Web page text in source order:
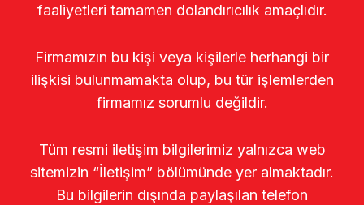
faaliyetleri tamamen dolandırıcılık amaçlıdır.
Firmamızın bu kişi veya kişilerle herhangi bir
ilişkisi bulunmamakta olup, bu tür işlemlerden
firmamız sorumlu değildir.
Tüm resmi iletişim bilgilerimiz yalnızca web
sitemizin “İletişim” bölümünde yer almaktadır.
Bu bilgilerin dışında paylaşılan telefon